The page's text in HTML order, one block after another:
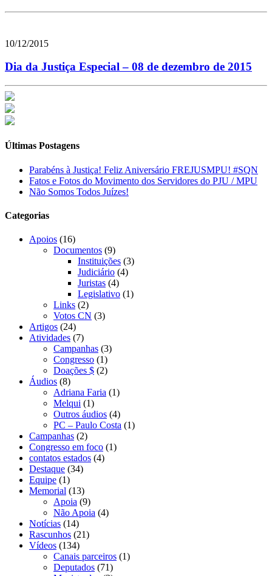
10/12/2015
Dia da Justiça Especial – 08 de dezembro de 2015
Últimas Postagens
Parabéns à Justiça! Feliz Aniversário FREJUSMPU! #SQN
Fatos e Fotos do Movimento dos Servidores do PJU / MPU
Não Somos Todos Juízes!
Categorias
Apoios (16)
Documentos (9)
Instituições (3)
Judiciário (4)
Juristas (4)
Legislativo (1)
Links (2)
Votos CN (3)
Artigos (24)
Atividades (7)
Campanhas (3)
Congresso (1)
Doações $ (2)
Áudios (8)
Adriana Faria (1)
Melqui (1)
Outros áudios (4)
PC – Paulo Costa (1)
Campanhas (2)
Congresso em foco (1)
contatos estados (4)
Destaque (34)
Equipe (1)
Memorial (13)
Apoia (9)
Não Apoia (4)
Notícias (14)
Rascunhos (21)
Vídeos (134)
Canais parceiros (1)
Deputados (71)